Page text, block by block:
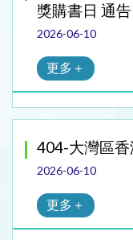
獎購書日 通告
2026-06-10
更多＋
404-大灣區
2026-06-10
更多＋